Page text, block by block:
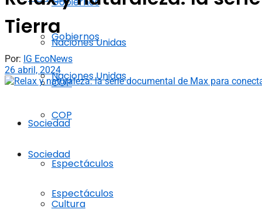
Naciones Unidas
COP
Sociedad
Espectáculos
Cultura
Gobiernos
Naciones Unidas
COP
Sociedad
Espectáculos
Tierra
Por: IG EcoNews
26 abril, 2024